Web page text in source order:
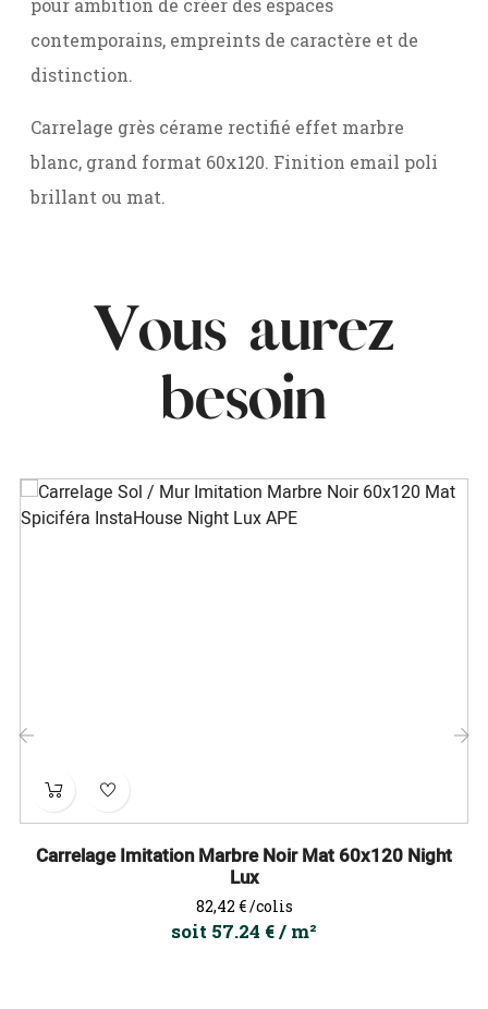
pour ambition de créer des espaces
contemporains, empreints de caractère et de
distinction.
Carrelage grès cérame rectifié effet marbre
blanc, grand format 60x120. Finition email poli
brillant ou mat.
Vous aurez
besoin
Carrelage Imitation Marbre Noir Mat 60x120 Night
Lux
Prix
82,42 €/colis
soit 57.24 € / m²